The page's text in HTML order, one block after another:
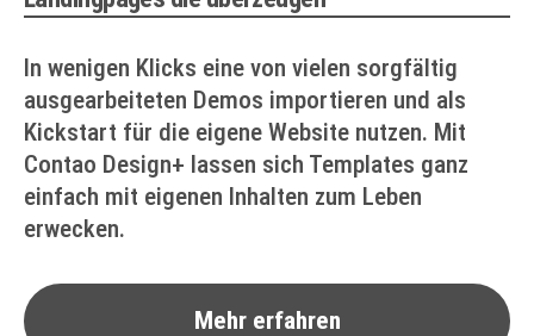
In wenigen Klicks eine von vielen sorgfältig
ausgearbeiteten Demos importieren und als
Kickstart für die eigene Website nutzen. Mit
Contao Design+ lassen sich Templates ganz
einfach mit eigenen Inhalten zum Leben
erwecken.
Mehr erfahren